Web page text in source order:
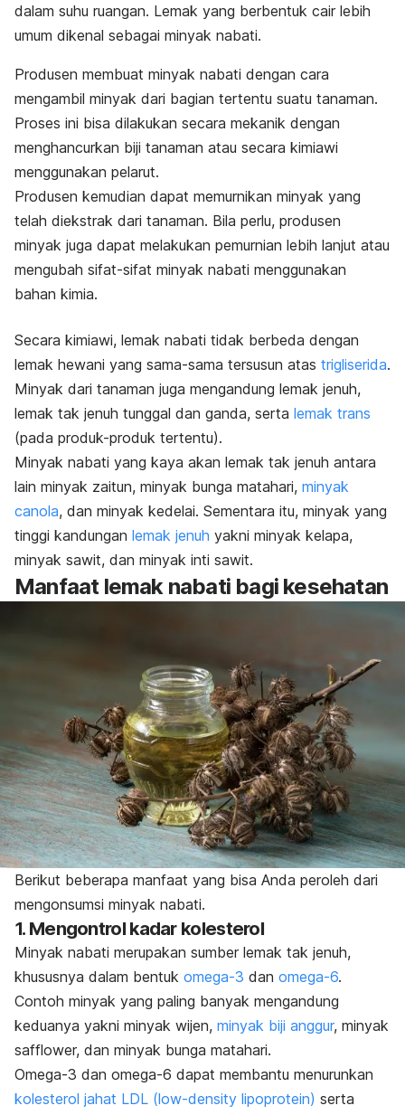
dalam suhu ruangan. Lemak yang berbentuk cair lebih
umum dikenal sebagai minyak nabati.
Produsen membuat minyak nabati dengan cara
mengambil minyak dari bagian tertentu suatu tanaman.
Proses ini bisa dilakukan secara mekanik dengan
menghancurkan biji tanaman atau secara kimiawi
menggunakan pelarut.
Produsen kemudian dapat memurnikan minyak yang
telah diekstrak dari tanaman. Bila perlu, produsen
minyak juga dapat melakukan pemurnian lebih lanjut atau
mengubah sifat-sifat minyak nabati menggunakan
bahan kimia.
Secara kimiawi, lemak nabati tidak berbeda dengan
lemak hewani yang sama-sama tersusun atas trigliserida.
Minyak dari tanaman juga mengandung lemak jenuh,
lemak tak jenuh tunggal dan ganda, serta lemak trans
(pada produk-produk tertentu).
Minyak nabati yang kaya akan lemak tak jenuh antara
lain minyak zaitun, minyak bunga matahari, minyak
canola, dan minyak kedelai. Sementara itu, minyak yang
tinggi kandungan lemak jenuh yakni minyak kelapa,
minyak sawit, dan minyak inti sawit.
Manfaat lemak nabati bagi kesehatan
Berikut beberapa manfaat yang bisa Anda peroleh dari
mengonsumsi minyak nabati.
1. Mengontrol kadar kolesterol
Minyak nabati merupakan sumber lemak tak jenuh,
khususnya dalam bentuk omega-3 dan omega-6.
Contoh minyak yang paling banyak mengandung
keduanya yakni minyak wijen, minyak biji anggur, minyak
safflower, dan minyak bunga matahari.
Omega-3 dan omega-6 dapat membantu menurunkan
kolesterol jahat LDL (low-density lipoprotein) serta